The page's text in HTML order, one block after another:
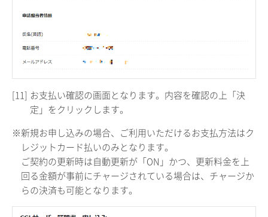
[11] お支払い確認の画面となります。内容を確認の上「決
定」をクリックします。
※新規お申し込みの場合、ご利用いただけるお支払方法はク
レジットカード払いのみとなります。
ご契約の更新時は自動更新が「ON」かつ、更新料金を上
回る金額が事前にチャージされている場合は、チャージか
らの決済も可能となります。